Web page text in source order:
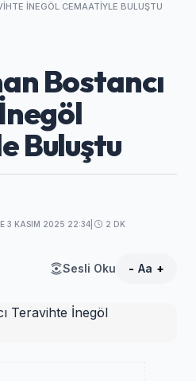
İNEGÖL CEMAATIYLE BULUŞTU
Bostancı
Buluştu
3 KASIM 2025 22:34 2 DK
Sesli Oku - Aa +